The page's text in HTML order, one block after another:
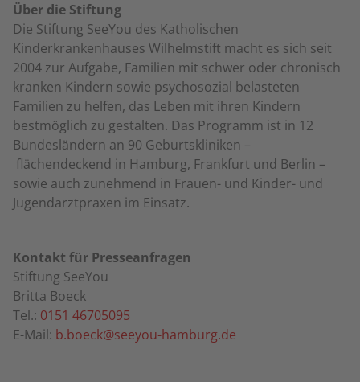
Über die Stiftung
Die Stiftung SeeYou des Katholischen
Kinderkrankenhauses Wilhelmstift macht es sich seit
2004 zur Aufgabe, Familien mit schwer oder chronisch
kranken Kindern sowie psychosozial belasteten
Familien zu helfen, das Leben mit ihren Kindern
bestmöglich zu gestalten. Das Programm ist in 12
Bundesländern an 90 Geburtskliniken –
flächendeckend in Hamburg, Frankfurt und Berlin –
sowie auch zunehmend in Frauen- und Kinder- und
Jugendarztpraxen im Einsatz.
Kontakt für Presseanfragen
Stiftung SeeYou
Britta Boeck
Tel.: 0151 46705095
E-Mail: b.boeck@seeyou-hamburg.de